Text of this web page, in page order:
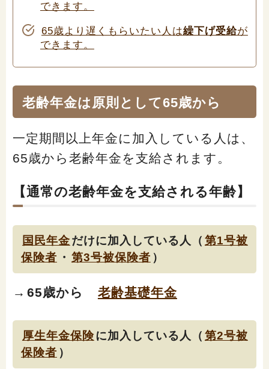
できます。
65歳より遅くもらいたい人は繰下げ受給が
できます。
老齢年金は原則として65歳から
一定期間以上年金に加入している人は、
65歳から老齢年金を支給されます。
【通常の老齢年金を支給される年齢】
国民年金だけに加入している人（ 第1号被
保険者 ・ 第3号被保険者 ）
→ 65歳から 老齢基礎年金
厚生年金保険に加入している人（ 第2号被
保険者 ）